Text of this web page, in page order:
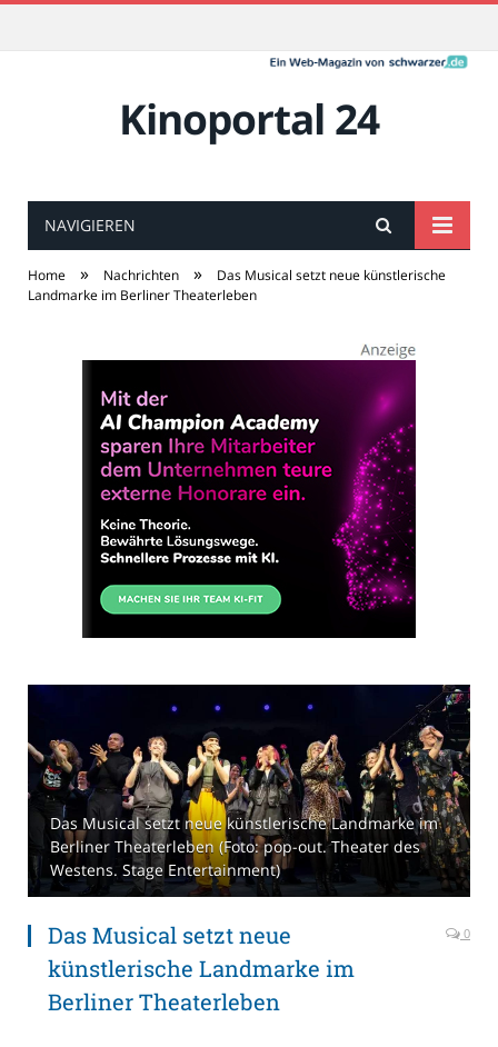
Kinoportal 24
NAVIGIEREN
Home » Nachrichten »
Das Musical setzt neue künstlerische
Landmarke im Berliner Theaterleben
Das Musical setzt neue künstlerische Landmarke im
Berliner Theaterleben (Foto: pop-out. Theater des
Westens. Stage Entertainment)
Das Musical setzt neue
künstlerische Landmarke im
Berliner Theaterleben
0